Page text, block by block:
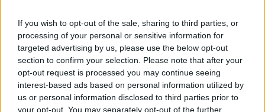
If you wish to opt-out of the sale, sharing to third parties, or
processing of your personal or sensitive information for
targeted advertising by us, please use the below opt-out
section to confirm your selection. Please note that after your
opt-out request is processed you may continue seeing
interest-based ads based on personal information utilized by
us or personal information disclosed to third parties prior to
your opt-out. You may separately opt-out of the further
Εμπειρία σε χειρωνακτική ή τεχνική εργασία
Υπευθυνότητα, Συνέπεια και ομαδικό πνεύμα
Βασική γνώση και εξοικείωση με εργαλεία
Διάθεση για εργασία μάθηση και εξέλιξη
Ικανότητα ανάγνωσης τεχνικών σχεδίων
Προϋπηρεσία σε αντίστοιχη θέση θα εκτιμηθεί ιδιαίτερα